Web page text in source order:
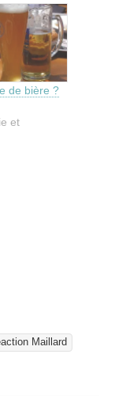
de bière ?
et
Maillard